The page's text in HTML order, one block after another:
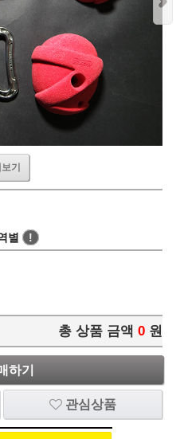
기
별 !
총 상품 금액 0 원
하기
관심상품